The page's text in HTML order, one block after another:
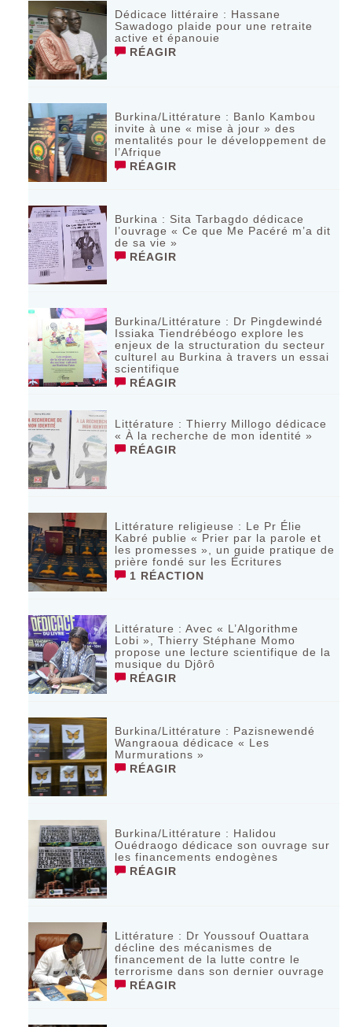
Dédicace littéraire : Hassane
Sawadogo plaide pour une retraite
active et épanouie
RÉAGIR
Burkina/Littérature : Banlo Kambou
invite à une « mise à jour » des
mentalités pour le développement de
l’Afrique
RÉAGIR
Burkina : Sita Tarbagdo dédicace
l’ouvrage « Ce que Me Pacéré m’a dit
de sa vie »
RÉAGIR
Burkina/Littérature : Dr Pingdewindé
Issiaka Tiendrébéogo explore les
enjeux de la structuration du secteur
culturel au Burkina à travers un essai
scientifique
RÉAGIR
Littérature : Thierry Millogo dédicace
« À la recherche de mon identité »
RÉAGIR
Littérature religieuse : Le Pr Élie
Kabré publie « Prier par la parole et
les promesses », un guide pratique de
prière fondé sur les Écritures
1 RÉACTION
Littérature : Avec « L’Algorithme
Lobi », Thierry Stéphane Momo
propose une lecture scientifique de la
musique du Djôrô
RÉAGIR
Burkina/Littérature : Pazisnewendé
Wangraoua dédicace « Les
Murmurations »
RÉAGIR
Burkina/Littérature : Halidou
Ouédraogo dédicace son ouvrage sur
les financements endogènes
RÉAGIR
Littérature : Dr Youssouf Ouattara
décline des mécanismes de
financement de la lutte contre le
terrorisme dans son dernier ouvrage
RÉAGIR